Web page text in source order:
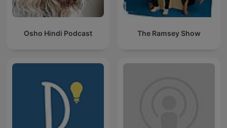
Osho Hindi Podcast The Ramsey Show